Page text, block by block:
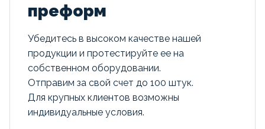
преформ
Убедитесь в высоком качестве нашей
продукции и протестируйте ее на
собственном оборудовании.
Отправим за свой счет до 100 штук.
Для крупных клиентов возможны
индивидуальные условия.